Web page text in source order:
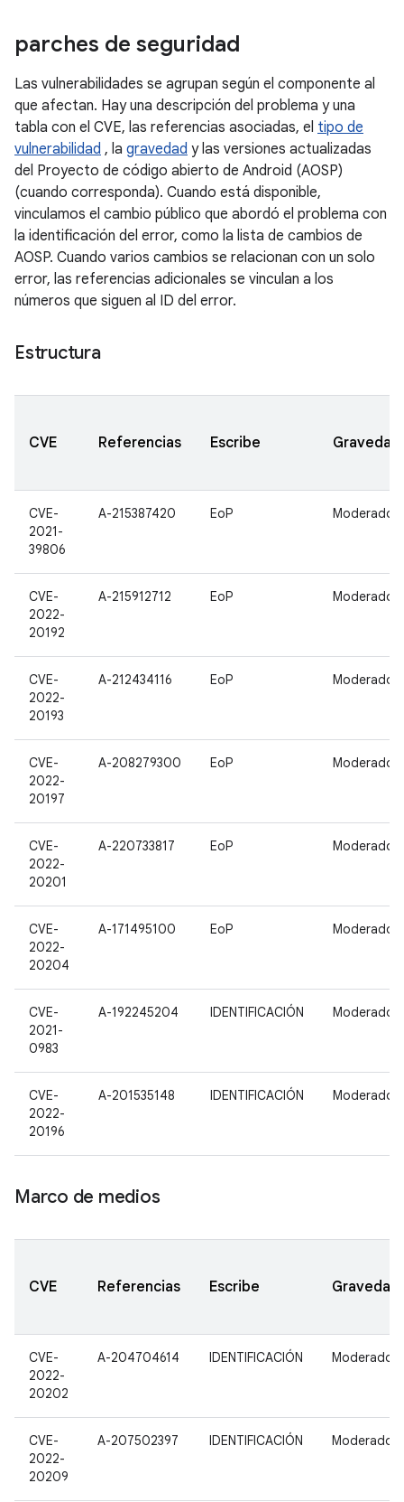
parches de seguridad
Las vulnerabilidades se agrupan según el componente al
que afectan. Hay una descripción del problema y una
tabla con el CVE, las referencias asociadas, el tipo de
vulnerabilidad , la gravedad y las versiones actualizadas
del Proyecto de código abierto de Android (AOSP)
(cuando corresponda). Cuando está disponible,
vinculamos el cambio público que abordó el problema con
la identificación del error, como la lista de cambios de
AOSP. Cuando varios cambios se relacionan con un solo
error, las referencias adicionales se vinculan a los
números que siguen al ID del error.
Estructura
CVE Referencias Escribe Gravedad
CVE-
2021-
39806
A-215387420 EoP Moderado
CVE-
2022-
20192
A-215912712 EoP Moderado
CVE-
2022-
20193
A-212434116 EoP Moderado
CVE-
2022-
20197
A-208279300 EoP Moderado
CVE-
2022-
20201
A-220733817 EoP Moderado
CVE-
2022-
20204
A-171495100 EoP Moderado
CVE-
2021-
0983
A-192245204 IDENTIFICACIÓN Moderado
CVE-
2022-
20196
A-201535148 IDENTIFICACIÓN Moderado
Marco de medios
CVE Referencias Escribe Gravedad
CVE-
2022-
20202
A-204704614 IDENTIFICACIÓN Moderado
CVE-
2022-
20209
A-207502397 IDENTIFICACIÓN Moderado